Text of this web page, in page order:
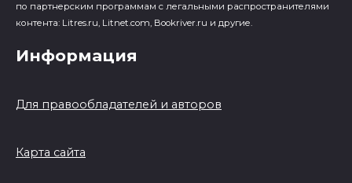
по партнерским программам с легальными распространителями
контента: Litres.ru, Litnet.com, Bookriver.ru и другие.
Информация
Для правообладателей и авторов
Карта сайта